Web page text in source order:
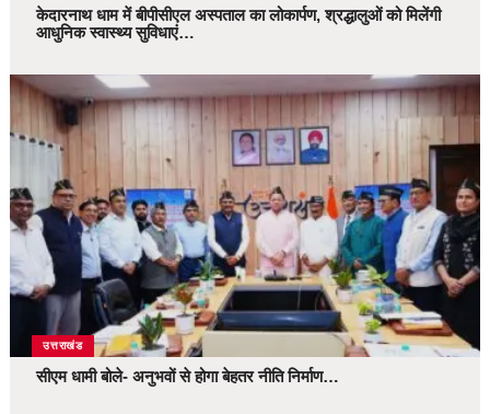
केदारनाथ धाम में बीपीसीएल अस्पताल का लोकार्पण, श्रद्धालुओं को मिलेंगी
आधुनिक स्वास्थ्य सुविधाएं…
उत्तराखंड
सीएम धामी बोले- अनुभवों से होगा बेहतर नीति निर्माण…